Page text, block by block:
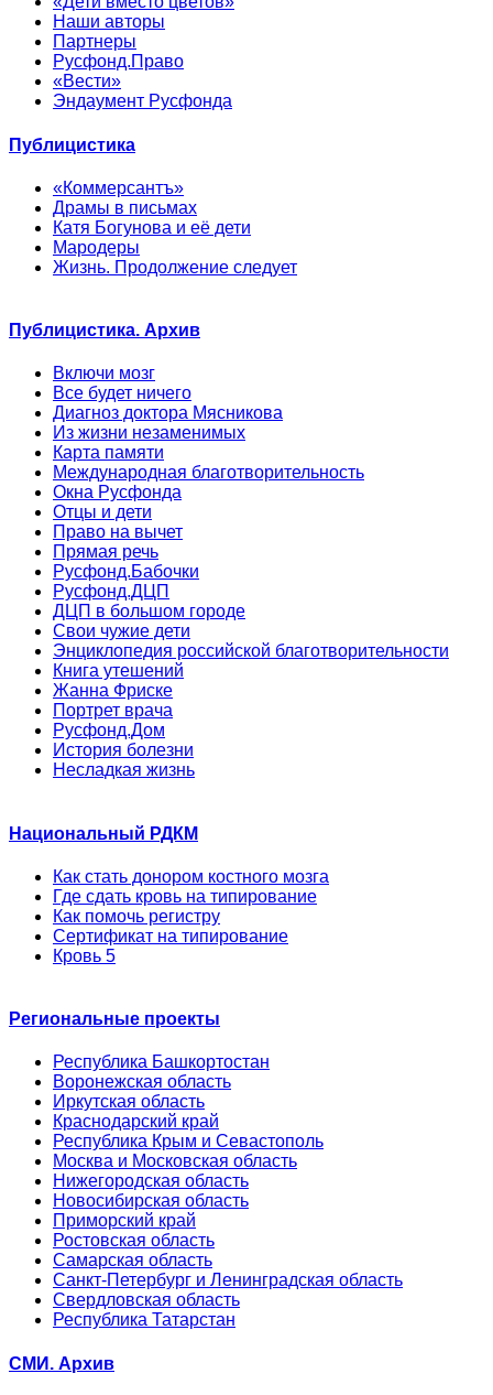
Наши авторы
Партнеры
Русфонд.Право
«Вести»
Эндаумент Русфонда
Публицистика
«Коммерсантъ»
Драмы в письмах
Катя Богунова и её дети
Мародеры
Жизнь. Продолжение следует
Публицистика. Архив
Включи мозг
Все будет ничего
Диагноз доктора Мясникова
Из жизни незаменимых
Карта памяти
Международная благотворительность
Окна Русфонда
Отцы и дети
Право на вычет
Прямая речь
Русфонд.Бабочки
Русфонд.ДЦП
ДЦП в большом городе
Свои чужие дети
Энциклопедия российской благотворительности
Книга утешений
Жанна Фриске
Портрет врача
Русфонд.Дом
История болезни
Несладкая жизнь
Национальный РДКМ
Как стать донором костного мозга
Где сдать кровь на типирование
Как помочь регистру
Сертификат на типирование
Кровь 5
Региональные проекты
Республика Башкортостан
Воронежская область
Иркутская область
Краснодарский край
Республика Крым и Севастополь
Москва и Московская область
Нижегородская область
Новосибирская область
Приморский край
Ростовская область
Самарская область
Санкт-Петербург и Ленинградская область
Свердловская область
Республика Татарстан
СМИ. Архив